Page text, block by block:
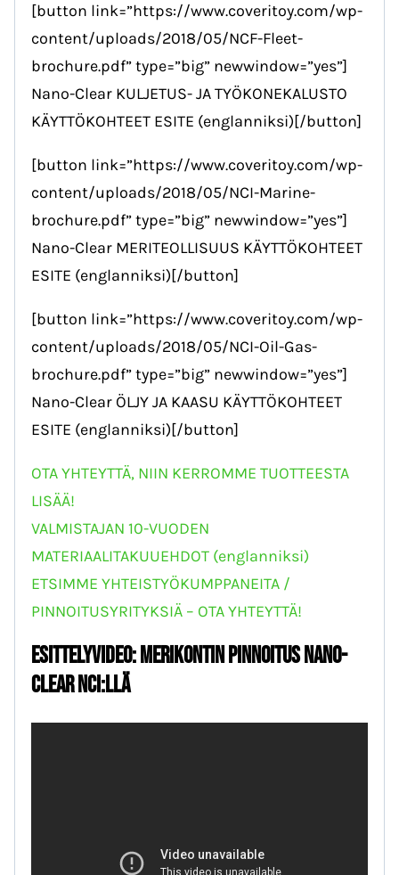
[button link=”https://www.coveritoy.com/wp-
content/uploads/2018/05/NCF-Fleet-
brochure.pdf” type=”big” newwindow=”yes”]
Nano-Clear KULJETUS- JA TYÖKONEKALUSTO
KÄYTTÖKOHTEET ESITE (englanniksi)[/button]
[button link=”https://www.coveritoy.com/wp-
content/uploads/2018/05/NCI-Marine-
brochure.pdf” type=”big” newwindow=”yes”]
Nano-Clear MERITEOLLISUUS KÄYTTÖKOHTEET
ESITE (englanniksi)[/button]
[button link=”https://www.coveritoy.com/wp-
content/uploads/2018/05/NCI-Oil-Gas-
brochure.pdf” type=”big” newwindow=”yes”]
Nano-Clear ÖLJY JA KAASU KÄYTTÖKOHTEET
ESITE (englanniksi)[/button]
OTA YHTEYTTÄ, NIIN KERROMME TUOTTEESTA
LISÄÄ!
VALMISTAJAN 10-VUODEN
MATERIAALITAKUUEHDOT (englanniksi)
ETSIMME YHTEISTYÖKUMPPANEITA /
PINNOITUSYRITYKSIÄ – OTA YHTEYTTÄ!
ESITTELYVIDEO: Merikontin pinnoitus Nano-
Clear NCI:llä